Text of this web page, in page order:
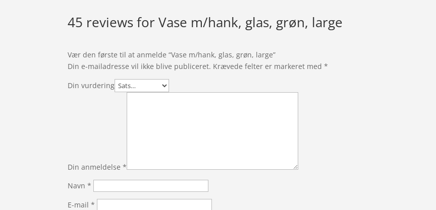
45 reviews forVase m/hank, glas, grøn, large
Vær den første til at anmelde “Vase m/hank, glas, grøn, large”
Din e-mailadresse vil ikke blive publiceret. Krævede felter er markeret med*
Din vurdering
Din anmeldelse*
Navn*
E-mail*